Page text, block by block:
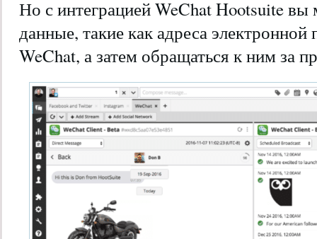
Но с интеграцией WeChat Hootsuite вы
данные, такие как адреса
WeChat, а затем обращаться к ним за